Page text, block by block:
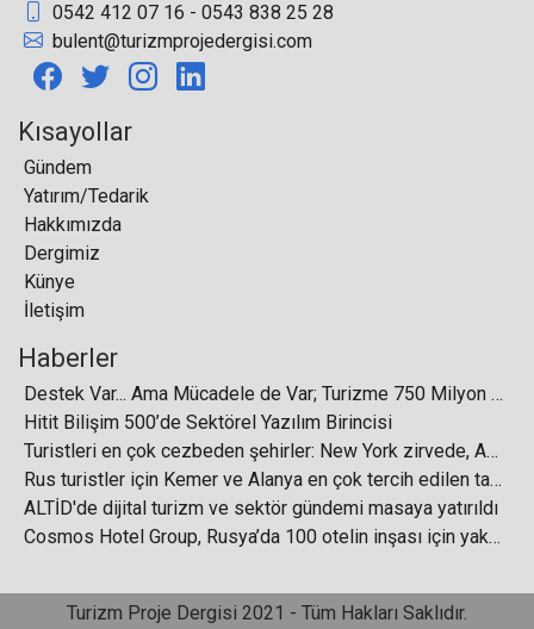
Designist, Lamartine Otel Taksim’i, İstanbul’un
tarihinden esinlenerek tasarımladı
Yiğit Girgin: “Kriz Değil, Dönüşüm Zamanı”
Corendon ile Peakwork iş birliği güçleniyor
0542 412 07 16 - 0543 838 25 28
bulent@turizmprojedergisi.com
Kısayollar
Gündem
Yatırım/Tedarik
Hakkımızda
Dergimiz
Künye
İletişim
Haberler
Destek Var... Ama Mücadele de Var; Turizme 750 Milyon Dolarlık Destek
Hitit Bilişim 500’de Sektörel Yazılım Birincisi
Turistleri en çok cezbeden şehirler: New York zirvede, Asya yükselişte
Rus turistler için Kemer ve Alanya en çok tercih edilen tatil bölgeleri arasında ilk iki sırada yer aldı
ALTİD'de dijital turizm ve sektör gündemi masaya yatırıldı
Cosmos Hotel Group, Rusya’da 100 otelin inşası için yaklaşık 700 milyar ruble yatıracak
Turizm Proje Dergisi 2021 - Tüm Hakları Saklıdır.